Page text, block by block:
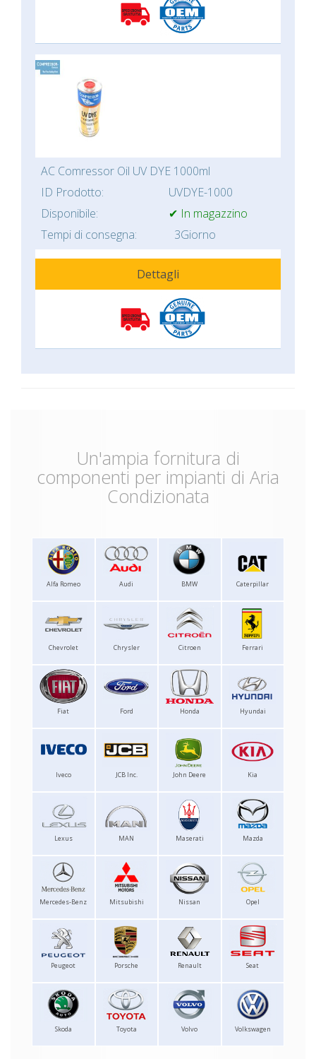
AC Comressor Oil UV DYE 1000ml
ID Prodotto:
UVDYE-1000
Disponibile:
✔ In magazzino
Tempi di consegna:
3Giorno
Dettagli
Un'ampia fornitura di
componenti per impianti di Aria
Condizionata
Alfa Romeo Audi BMW Caterpillar
Chevrolet Chrysler Citroen Ferrari
Fiat Ford Honda Hyundai
Iveco JCB Inc. John Deere Kia
Lexus MAN Maserati Mazda
Mercedes-Benz Mitsubishi Nissan Opel
Peugeot Porsche Renault Seat
Skoda Toyota Volvo Volkswagen